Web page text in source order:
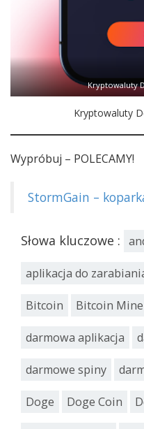
Kryptowaluty
Kryptowaluty
Wypróbuj – POLECAMY!
StormGain –
Słowa kluczowe :
aplikacja do
Bitcoin Bitcoin
darmowa aplikacja
darmowe spiny
Doge Doge Coin